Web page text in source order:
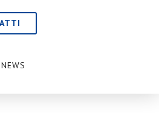
NEWS